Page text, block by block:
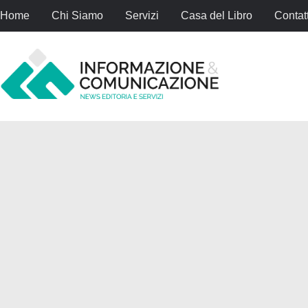
Home Chi Siamo Servizi Casa del Libro